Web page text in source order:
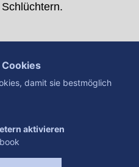
damit sie bestmöglich
aktivieren